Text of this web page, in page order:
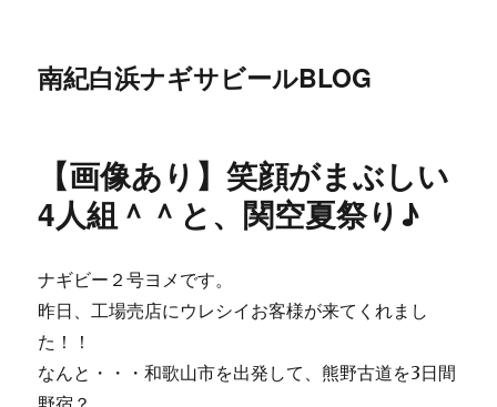
南紀白浜ナギサビールBLOG
【画像あり】笑顔がまぶしい
4人組＾＾と、関空夏祭り♪
ナギビー２号ヨメです。
昨日、工場売店にウレシイお客様が来てくれまし
た！！
なんと・・・和歌山市を出発して、熊野古道を3日間